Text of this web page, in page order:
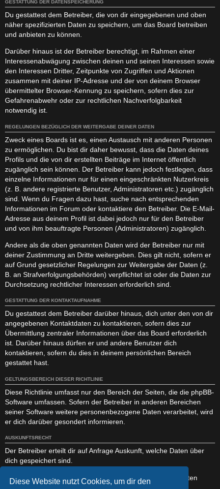
Diese Website nutzt Cookies, um dir den
GESTATTUNG DER DATENSPEICHERUNG
Du gestattest dem Betreiber, die von dir eingegebenen und oben
näher spezifizierten Daten zu speichern, um das Board betreiben
und anbieten zu können.
Darüber hinaus ist der Betreiber berechtigt, im Rahmen einer
Interessenabwägung zwischen deinen und seinen Interessen sowie
den Interessen Dritter, Zeitpunkte von Zugriffen und Aktionen
zusammen mit deiner IP-Adresse und der von deinem Browser
übermittelter Browser-Kennung zu speichern, sofern dies zur
Gefahrenabwehr oder zur rechtlichen Nachverfolgbarkeit
notwendig ist.
REGELUNGEN BEZÜGLICH DER WEITERGABE DEINER DATEN
Zweck eines Boards ist es, einen Austausch mit anderen Personen
zu ermöglichen. Du bist dir daher bewusst, dass die Daten deines
Profils und die von dir erstellten Beiträge im Internet öffentlich
zugänglich sein können. Der Betreiber kann jedoch festlegen, dass
einzelne Informationen nur für einen eingeschränkten Nutzerkreis
(z. B. andere registrierte Benutzer, Administratoren etc.) zugänglich
sind. Wenn du Fragen dazu hast, suche nach entsprechenden
Informationen im Forum oder kontaktiere den Betreiber. Die E-Mail-
Adresse aus deinem Profil ist dabei jedoch nur für den Betreiber
und von ihm beauftragte Personen (Administratoren) zugänglich.
Andere als die oben genannten Daten wird der Betreiber nur mit
deiner Zustimmung an Dritte weitergeben. Dies gilt nicht, sofern er
auf Grund gesetzlicher Regelungen zur Weitergabe der Daten (z.
B. an Strafverfolgungsbehörden) verpflichtet ist oder die Daten zur
Durchsetzung rechtlicher Interessen erforderlich sind.
GESTATTUNG DER KONTAKTAUFNAHME
Du gestattest dem Betreiber darüber hinaus, dich unter den von dir
angegebenen Kontaktdaten zu kontaktieren, sofern dies zur
Übermittlung zentraler Informationen über das Board erforderlich
ist. Darüber hinaus dürfen er und andere Benutzer dich
kontaktieren, sofern du dies in deinem persönlichen Bereich
gestattet hast.
GELTUNGSBEREICH DIESER RICHTLINIE
Diese Richtlinie umfasst nur den Bereich der Seiten, die die phpBB-
Software umfassen. Sofern der Betreiber in anderen Bereichen
seiner Software weitere personenbezogene Daten verarbeitet, wird
er dich darüber gesondert informieren.
AUSKUNFTSRECHT
Der Betreiber erteilt dir auf Anfrage Auskunft, welche Daten über
dich gespeichert sind.
Du kannst jederzeit die Löschung bzw. Sperrung deiner Daten
verlangen. Kontaktiere hierzu bitte den Betreiber.